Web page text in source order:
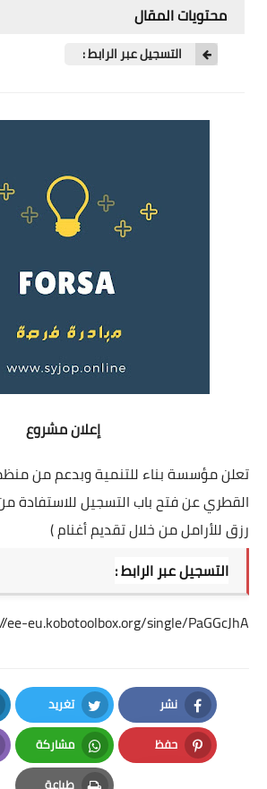
محتويات المقال
التسجيل عبر الرابط :
إعلانمشروع
تعلن مؤسسة بناء للتنمية وبدعم من
القطري عن فتح باب التسجيل للاستفادة
رزق للأرامل من خلال تقديم أغنام )
التسجيل عبر الرابط :
eu.kobotoolbox.org/single/PaGGcJhA
نشر
Facebook
تغريد
Twitter
حفظ
Pinterest
مشاركة
Whatsapp
طباعة